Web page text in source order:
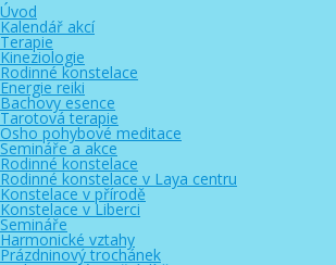
Úvod
Kalendář akcí
Terapie
Kineziologie
Rodinné konstelace
Energie reiki
Bachovy esence
Tarotová terapie
Osho pohybové meditace
Semináře a akce
Rodinné konstelace
Rodinné konstelace v Laya centru
Konstelace v přírodě
Konstelace v Liberci
Semináře
Harmonické vztahy
Prázdninový trochánek